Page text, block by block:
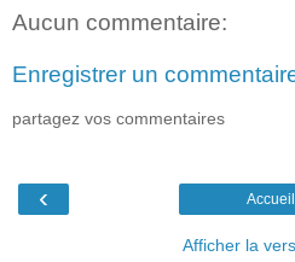
Aucun commentaire:
Enregistrer un
partagez vos commentaires
‹ Accueil
Afficher la